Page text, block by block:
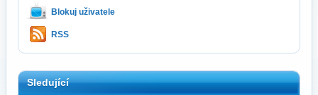
Blokuj uživatele
RSS
Sledující